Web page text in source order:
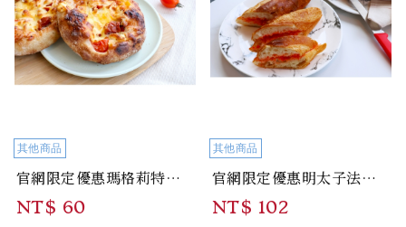
其他商品
官網限定優惠瑪格莉特歐包 Margherita European Bread
NT$ 60
其他商品
官網限定優惠明太子法國長棍 Mentaiko Baguette
NT$ 102